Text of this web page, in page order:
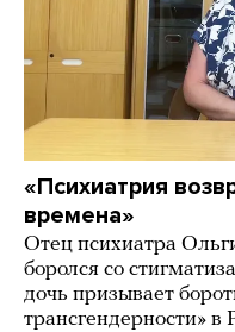
«Психиатрия
времена»
Отец психиатра
боролся со
дочь призывает
трансгендерности» в